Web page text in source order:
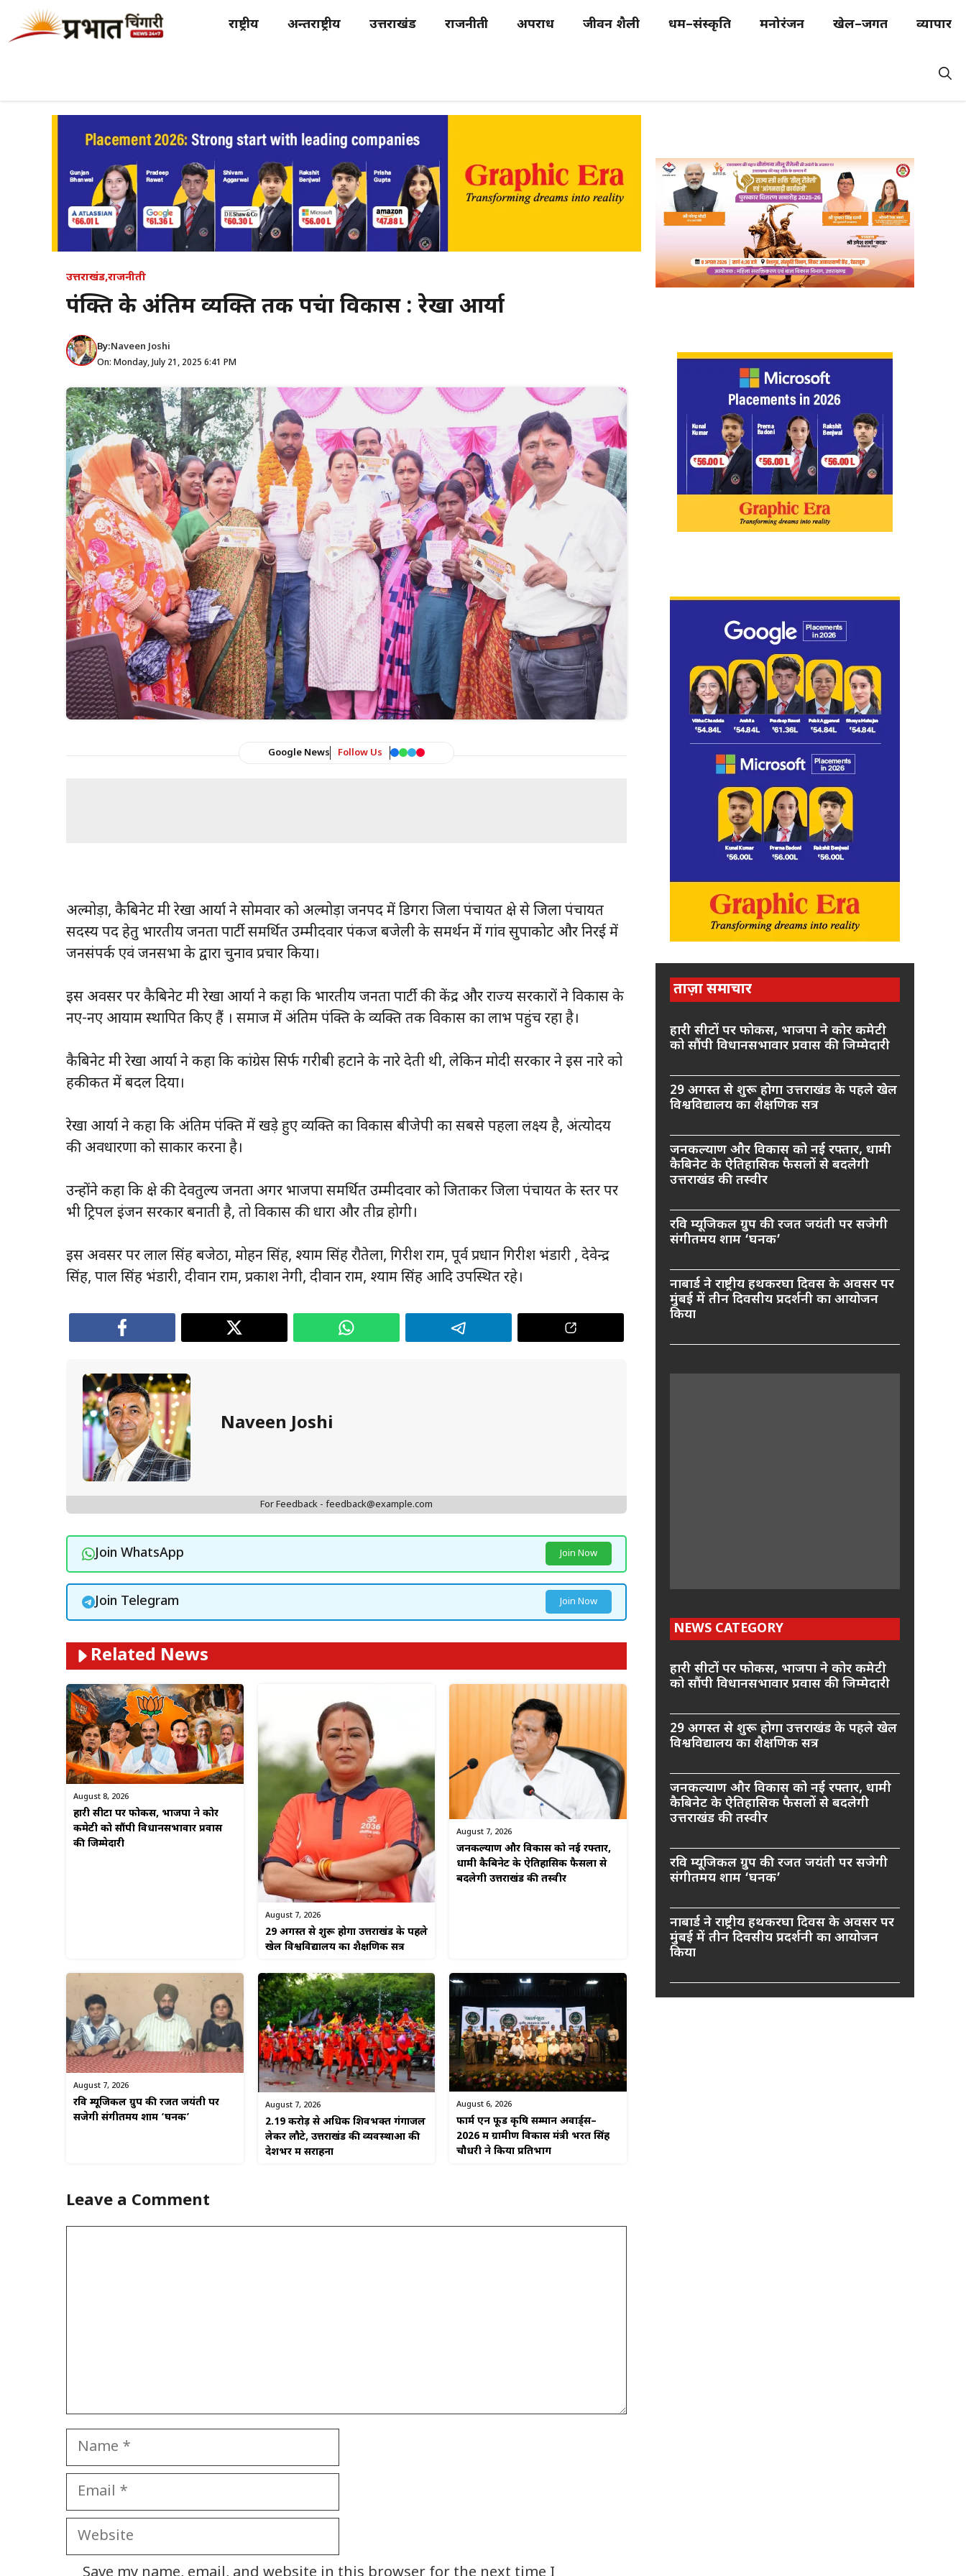
राष्ट्रीय अन्तर्राष्ट्रीय उत्तराखंड राजनीती अपराध जीवन शैली धर्म–संस्कृति मनोरंजन खेल–जगत व्यापार
उत्तराखंड,राजनीती
पंक्ति के अंतिम व्यक्ति तक पहुंचा विकास : रेखा आर्या
By:Naveen Joshi
On: Monday, July 21, 2025 6:41 PM
Google News Follow Us
अल्मोड़ा, कैबिनेट मंत्री रेखा आर्या ने सोमवार को अल्मोड़ा जनपद में डिगरा जिला पंचायत क्षेत्र से जिला पंचायत
सदस्य पद हेतु भारतीय जनता पार्टी समर्थित उम्मीदवार पंकज बजेली के समर्थन में गांव सुपाकोट और निरई में
जनसंपर्क एवं जनसभा के द्वारा चुनाव प्रचार किया।
इस अवसर पर कैबिनेट मंत्री रेखा आर्या ने कहा कि भारतीय जनता पार्टी की केंद्र और राज्य सरकारों ने विकास के
नए-नए आयाम स्थापित किए हैं । समाज में अंतिम पंक्ति के व्यक्ति तक विकास का लाभ पहुंच रहा है।
कैबिनेट मंत्री रेखा आर्या ने कहा कि कांग्रेस सिर्फ गरीबी हटाने के नारे देती थी, लेकिन मोदी सरकार ने इस नारे को
हकीकत में बदल दिया।
रेखा आर्या ने कहा कि अंतिम पंक्ति में खड़े हुए व्यक्ति का विकास बीजेपी का सबसे पहला लक्ष्य है, अंत्योदय
की अवधारणा को साकार करना है।
उन्होंने कहा कि क्षेत्र की देवतुल्य जनता अगर भाजपा समर्थित उम्मीदवार को जिताकर जिला पंचायत के स्तर पर
भी ट्रिपल इंजन सरकार बनाती है, तो विकास की धारा और तीव्र होगी।
इस अवसर पर लाल सिंह बजेठा, मोहन सिंह, श्याम सिंह रौतेला, गिरीश राम, पूर्व प्रधान गिरीश भंडारी , देवेन्द्र
सिंह, पाल सिंह भंडारी, दीवान राम, प्रकाश नेगी, दीवान राम, श्याम सिंह आदि उपस्थित रहे।
Naveen Joshi
For Feedback - feedback@example.com
Join WhatsApp Join Now
Join Telegram Join Now
Related News
August 8, 2026
हारी सीटों पर फोकस, भाजपा ने कोर
कमेटी को सौंपी विधानसभावार प्रवास
की जिम्मेदारी
August 7, 2026
29 अगस्त से शुरू होगा उत्तराखंड के पहले
खेल विश्वविद्यालय का शैक्षणिक सत्र
August 7, 2026
जनकल्याण और विकास को नई रफ्तार,
धामी कैबिनेट के ऐतिहासिक फैसलों से
बदलेगी उत्तराखंड की तस्वीर
August 7, 2026
रवि म्यूजिकल ग्रुप की रजत जयंती पर
सजेगी संगीतमय शाम ‘घनक’
August 7, 2026
2.19 करोड़ से अधिक शिवभक्त गंगाजल
लेकर लौटे, उत्तराखंड की व्यवस्थाओं की
देशभर में सराहना
August 6, 2026
फार्म एन फूड कृषि सम्मान अवार्ड्स–
2026 में ग्रामीण विकास मंत्री भरत सिंह
चौधरी ने किया प्रतिभाग
Leave a Comment
Name
Email
Website
ताज़ा समाचार
हारी सीटों पर फोकस, भाजपा ने कोर कमेटी
को सौंपी विधानसभावार प्रवास की जिम्मेदारी
29 अगस्त से शुरू होगा उत्तराखंड के पहले खेल
विश्वविद्यालय का शैक्षणिक सत्र
जनकल्याण और विकास को नई रफ्तार, धामी
कैबिनेट के ऐतिहासिक फैसलों से बदलेगी
उत्तराखंड की तस्वीर
रवि म्यूजिकल ग्रुप की रजत जयंती पर सजेगी
संगीतमय शाम ‘घनक’
नाबार्ड ने राष्ट्रीय हथकरघा दिवस के अवसर पर
मुंबई में तीन दिवसीय प्रदर्शनी का आयोजन
किया
NEWS CATEGORY
हारी सीटों पर फोकस, भाजपा ने कोर कमेटी
को सौंपी विधानसभावार प्रवास की जिम्मेदारी
29 अगस्त से शुरू होगा उत्तराखंड के पहले खेल
विश्वविद्यालय का शैक्षणिक सत्र
जनकल्याण और विकास को नई रफ्तार, धामी
कैबिनेट के ऐतिहासिक फैसलों से बदलेगी
उत्तराखंड की तस्वीर
रवि म्यूजिकल ग्रुप की रजत जयंती पर सजेगी
संगीतमय शाम ‘घनक’
नाबार्ड ने राष्ट्रीय हथकरघा दिवस के अवसर पर
मुंबई में तीन दिवसीय प्रदर्शनी का आयोजन
किया